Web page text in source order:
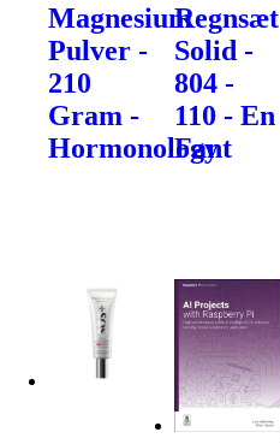
Magnesium
Pulver -
210
Gram -
Hormonology
Regnsæt
Solid -
804 -
110 - En
Fant